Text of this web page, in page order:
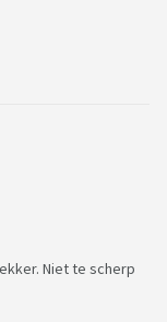
Niet te scherp